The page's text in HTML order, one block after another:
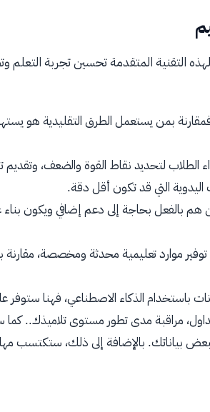
التقنية المتقدمة تحسين تجربة التعلم
بمن يستعمل الطرق التقليدية هو
الطلاب لتحديد نقاط القوة والضعف،
اليدوية التي قد تكون أقل دقة.
هم بالفعل بحاجة إلى دعم إضافي ويكون
موارد تعليمية محدثة ومخصصة، مقارنة
باستخدام الذكاء الاصطناعي، فهنا ستوفر
الجداول، مراقبة مدى تطور مستوى تلاميذك..
بياناتك. بالإضافة إلى ذلك، ستكتسب